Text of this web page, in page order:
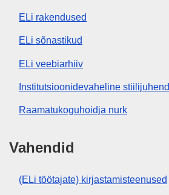
ELi rakendused
ELi sõnastikud
ELi veebiarhiiv
Institutsioonidevaheline stiilijuhend
Raamatukoguhoidja nurk
Vahendid
(ELi töötajate) kirjastamisteenused